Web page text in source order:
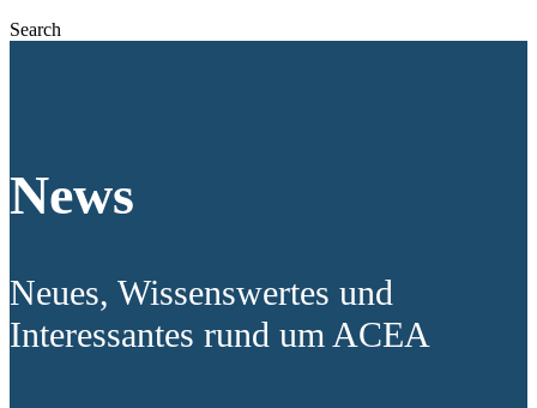
Search
News
Neues, Wissenswertes und
Interessantes rund um ACEA